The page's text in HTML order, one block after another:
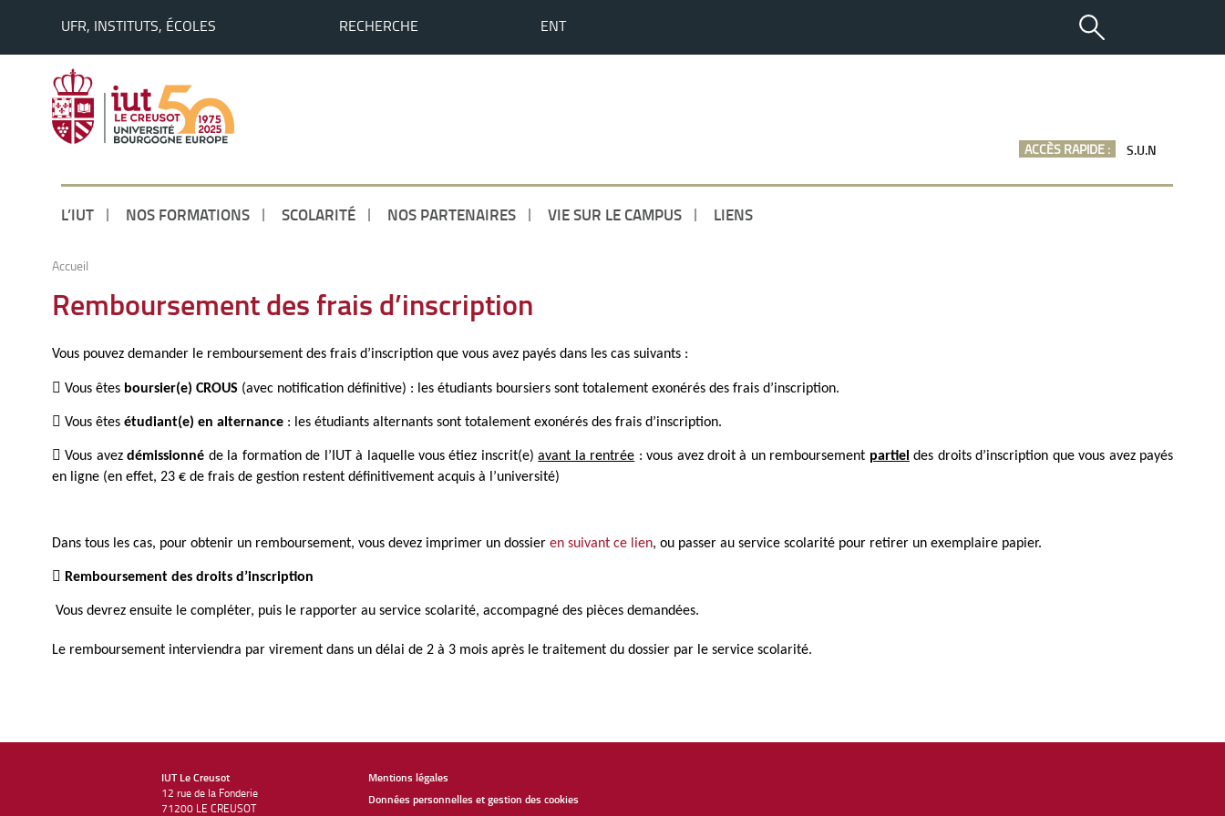
UFR, INSTITUTS, ÉCOLES RECHERCHE ENT
ACCÈS RAPIDE : S.U.N
L’IUT NOS FORMATIONS SCOLARITÉ NOS PARTENAIRES VIE SUR LE CAMPUS LIENS
Accueil
Remboursement des frais d’inscription
Vous pouvez demander le remboursement des frais d’inscription que vous avez payés dans les cas suivants :
 Vous êtes boursier(e) CROUS (avec notification définitive) : les étudiants boursiers sont totalement exonérés des frais d’inscription.
 Vous êtes étudiant(e) en alternance : les étudiants alternants sont totalement exonérés des frais d’inscription.
 Vous avezdémissionné de la formation de l’IUT à laquelle vous étiez inscrit(e)avant la rentrée : vous avez droit à un remboursement partiel des droits d’inscription que vous avez payés
en ligne (en effet, 23 € de frais de gestion restent définitivement acquis à l’université)
Dans tous les cas, pour obtenir un remboursement, vous devez imprimer un dossier en suivant ce lien, ou passer au service scolarité pour retirer un exemplaire papier.
 Remboursement des droits d’inscription
Vous devrez ensuite le compléter, puis le rapporter au service scolarité, accompagné des pièces demandées.
Le remboursement interviendra par virement dans un délai de 2 à 3 mois après le traitement du dossier par le service scolarité.
IUT Le Creusot
12 rue de la Fonderie
71200 LE CREUSOT
Mentions légales
Données personnelles et gestion des cookies